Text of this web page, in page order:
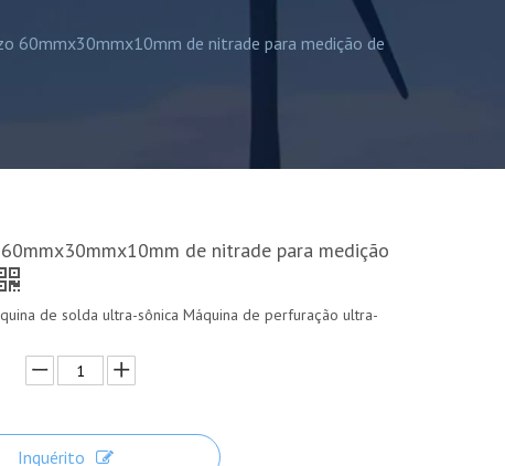
60mmx30mmx10mm de nitrade para medição de
de nitrade para medição
de solda ultra-sônica Máquina de perfuração ultra-
Inquérito